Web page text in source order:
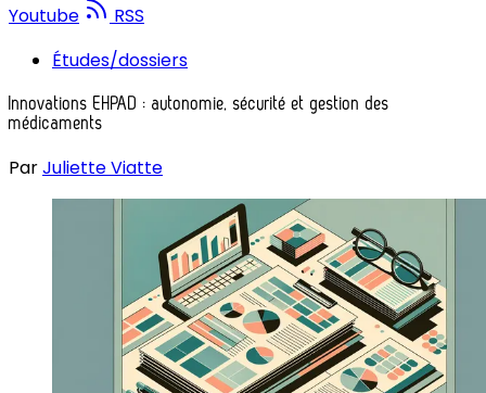
Youtube
RSS
Études/dossiers
Innovations EHPAD : autonomie, sécurité et gestion des
médicaments
ParJuliette Viatte